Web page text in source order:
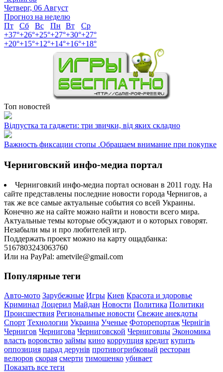
Четверг, 06 Август
Прогноз на неделю
Пт
Сб Вс Пн Вт
Ср
+37°+26°+25°+27°+30°+27°
+20°+15°+12°+14°+16°+18°
Топ новостей
Відпустка та гаджети: три звички, від яких складно
Важность фиксации стопы .Обращаем внимание при покупке
Черниговский инфо-медиа портал
Черниговкий инфо-медиа портал основан в 2011 году. На
сайте представлены последние новости города Чернигов, а
так же все самые актуальные события со всей Украины.
Конечно же на сайте можно найти и новости всего мира.
Актуальные темы которые обсуждают и о которых говорят.
Незабыли мы и про любителей игр.
Поддержать проект можно на карту ощадбанка:
5167803243063760
Или на PayPal: ametvile@gmail.com
Популярные теги
Авто-мото Зарубежные Игры Киев Красота и здоровье
Криминал Лоцерил Майдан Новости Политика Политики
Происшествия Региональные новости Свежие анекдоты
Спорт Технологии Украина Ученые Фоторепортаж Чернігів
Чернигов Чернигова Черниговской Черниговцы Экономика
власть воровство займы кино коррупция кредит купить
оппозиция парад дерунів противогрибковый ресторан
велюров скорая смерти тимошенко убивает
Показать все теги